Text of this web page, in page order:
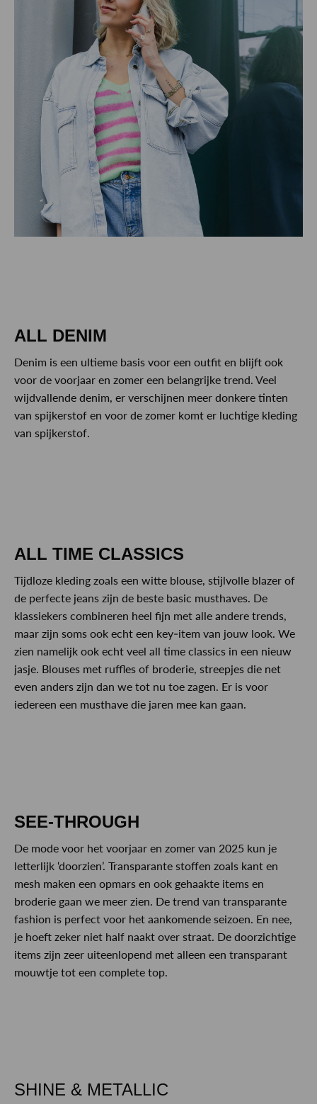
ALL DENIM
Denim is een ultieme basis voor een outfit en blijft ook
voor de voorjaar en zomer een belangrijke trend. Veel
wijdvallende denim, er verschijnen meer donkere tinten
van spijkerstof en voor de zomer komt er luchtige kleding
van spijkerstof.
ALL TIME CLASSICS
Tijdloze kleding zoals een witte blouse, stijlvolle blazer of
de perfecte jeans zijn de beste basic musthaves. De
klassiekers combineren heel fijn met alle andere trends,
maar zijn soms ook echt een key-item van jouw look. We
zien namelijk ook echt veel all time classics in een nieuw
jasje. Blouses met ruffles of broderie, streepjes die net
even anders zijn dan we tot nu toe zagen. Er is voor
iedereen een musthave die jaren mee kan gaan.
SEE-THROUGH
De mode voor het voorjaar en zomer van 2025 kun je
letterlijk ‘doorzien’. Transparante stoffen zoals kant en
mesh maken een opmars en ook gehaakte items en
broderie gaan we meer zien. De trend van transparante
fashion is perfect voor het aankomende seizoen. En nee,
je hoeft zeker niet half naakt over straat. De doorzichtige
items zijn zeer uiteenlopend met alleen een transparant
mouwtje tot een complete top.
SHINE & METALLIC